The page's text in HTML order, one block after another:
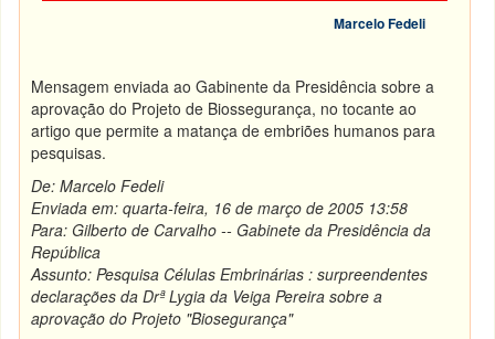
Marcelo Fedeli
Mensagem enviada ao Gabinente da Presidência sobre a
aprovação do Projeto de Biossegurança, no tocante ao
artigo que permite a matança de embriões humanos para
pesquisas.
De: Marcelo Fedeli
Enviada em: quarta-feira, 16 de março de 2005 13:58
Para: Gilberto de Carvalho -- Gabinete da Presidência da
República
Assunto: Pesquisa Células Embrinárias : surpreendentes
declarações da Drª Lygia da Veiga Pereira sobre a
aprovação do Projeto "Biosegurança"